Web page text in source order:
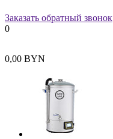
Заказать обратный звонок
0
0,00 BYN